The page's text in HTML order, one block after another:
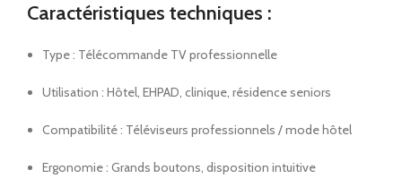
Caractéristiques techniques :
Type : Télécommande TV professionnelle
Utilisation : Hôtel, EHPAD, clinique, résidence seniors
Compatibilité : Téléviseurs professionnels / mode hôtel
Ergonomie : Grands boutons, disposition intuitive